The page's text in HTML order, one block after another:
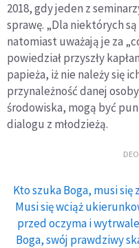
2018, gdy jeden z
sprawę. „Dla niektórych
natomiast uważają je za
powiedział przyszły
papieża, iż nie należy się
przynależność danej
środowiska, mogą być
dialogu z młodzieżą.
Kto szuka Boga, musi
Musi się wciąż
przed oczyma i
Boga, swój prawdziwy